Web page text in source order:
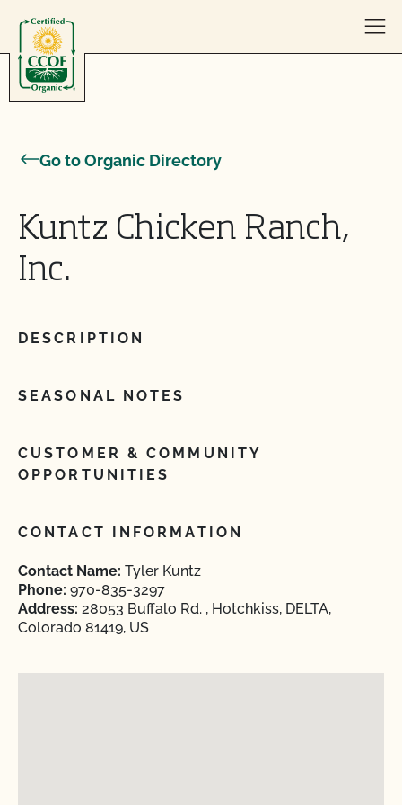
Go to Organic Directory
Kuntz Chicken Ranch,
Inc.
DESCRIPTION
SEASONAL NOTES
CUSTOMER & COMMUNITY
OPPORTUNITIES
CONTACT INFORMATION
Contact Name: Tyler Kuntz
Phone: 970-835-3297
Address: 28053 Buffalo Rd. , Hotchkiss, DELTA,
Colorado 81419, US